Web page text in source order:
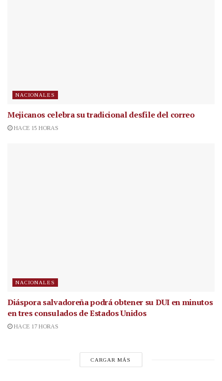
NACIONALES
Mejicanos celebra su tradicional desfile del correo
HACE 15 HORAS
NACIONALES
Diáspora salvadoreña podrá obtener su DUI en minutos
en tres consulados de Estados Unidos
HACE 17 HORAS
CARGAR MÁS